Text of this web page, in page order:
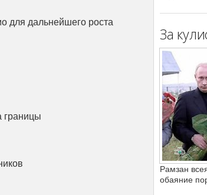
для дальнейшего роста
границы
За
Рамзан
обаяние